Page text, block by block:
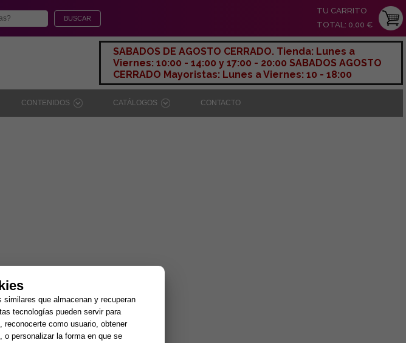
TU CARRITO
TOTAL: 0,00 €
SABADOS DE AGOSTO CERRADO. Tienda: Lunes a
Viernes: 10:00 - 14:00 y 17:00 - 20:00 SABADOS AGOSTO
CERRADO Mayoristas: Lunes a Viernes: 10 - 18:00
CONTENIDOS CATÁLOGOS CONTACTO
que almacenan y recuperan
tecnologías pueden servir para
como usuario, obtener
o personalizar la forma en que se